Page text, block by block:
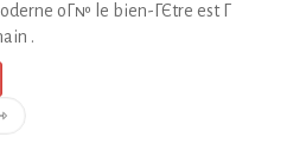
oГ№ le bien-ГЄtre est Г
.